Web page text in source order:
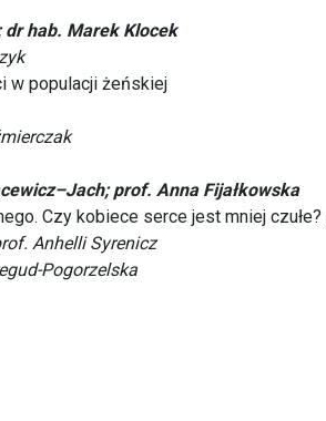
hab. Marek Klocek
w populacji żeńskiej
prof. Anna Fijałkowska
Czy kobiece serce jest mniej czułe?
Anhelli Syrenicz
Pogorzelska